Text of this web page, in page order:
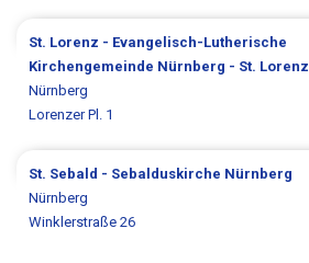
St. Lorenz - Evangelisch-Lutherische
Kirchengemeinde Nürnberg - St. Lorenz
Nürnberg
Lorenzer Pl. 1
St. Sebald - Sebalduskirche Nürnberg
Nürnberg
Winklerstraße 26